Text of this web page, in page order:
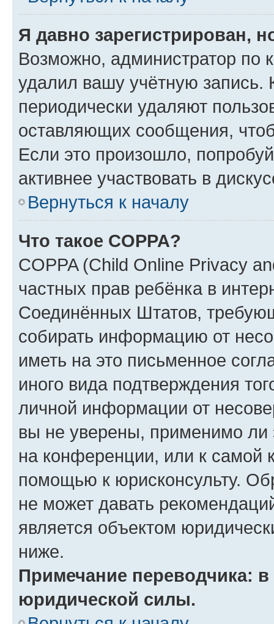
Я давно зарегистрирован,
Возможно, администратор по
удалил вашу учётную запись.
периодически удаляют
оставляющих сообщения,
Если это произошло,
активнее участвовать в
Вернуться к началу
Что такое COPPA?
COPPA (Child Online Privacy
частных прав ребёнка в
Соединённых Штатов,
собирать информацию от
иметь на это письменное
иного вида подтверждения
личной информации от
вы не уверены, применимо ли
на конференции, или к самой
помощью к юрисконсульту.
не может давать
является объектом
ниже.
Примечание переводчика:
юридической силы.